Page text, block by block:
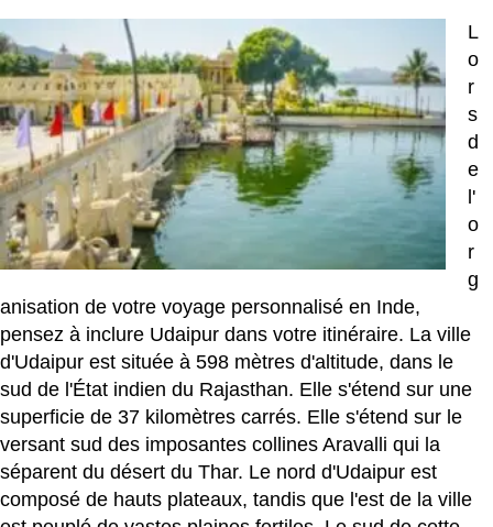
L
o
r
s
d
e
l'
o
r
g
anisation de votre voyage personnalisé en Inde,
pensez à inclure Udaipur dans votre itinéraire. La ville
d'Udaipur est située à 598 mètres d'altitude, dans le
sud de l'État indien du Rajasthan. Elle s'étend sur une
superficie de 37 kilomètres carrés. Elle s'étend sur le
versant sud des imposantes collines Aravalli qui la
séparent du désert du Thar. Le nord d'Udaipur est
composé de hauts plateaux, tandis que l'est de la ville